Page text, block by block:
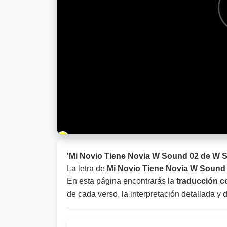
Barra de progreso de la reproducción
'Mi Novio Tiene Novia W Sound 02 de W
La letra de Mi Novio Tiene Novia W Sound
En esta página encontrarás la traducción
de cada verso, la interpretación detallada y